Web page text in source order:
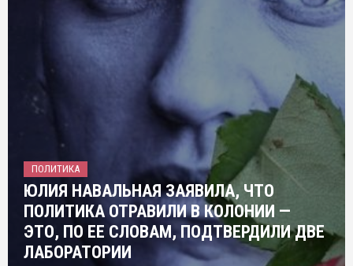
ПОЛИТИКА
ЮЛИЯ НАВАЛЬНАЯ ЗАЯВИЛА, ЧТО
ПОЛИТИКА ОТРАВИЛИ В КОЛОНИИ —
ЭТО, ПО ЕЕ СЛОВАМ, ПОДТВЕРДИЛИ ДВЕ
ЛАБОРАТОРИИ